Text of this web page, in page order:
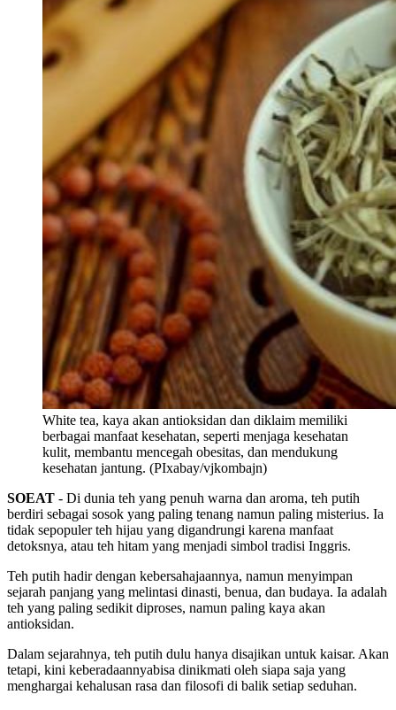
White tea, kaya akan antioksidan dan diklaim memiliki
berbagai manfaat kesehatan, seperti menjaga kesehatan
kulit, membantu mencegah obesitas, dan mendukung
kesehatan jantung. (PIxabay/vjkombajn)
SOEAT - Di dunia teh yang penuh warna dan aroma, teh putih
berdiri sebagai sosok yang paling tenang namun paling misterius. Ia
tidak sepopuler teh hijau yang digandrungi karena manfaat
detoksnya, atau teh hitam yang menjadi simbol tradisi Inggris.
Teh putih hadir dengan kebersahajaannya, namun menyimpan
sejarah panjang yang melintasi dinasti, benua, dan budaya. Ia adalah
teh yang paling sedikit diproses, namun paling kaya akan
antioksidan.
Dalam sejarahnya, teh putih dulu hanya disajikan untuk kaisar. Akan
tetapi, kini keberadaannyabisa dinikmati oleh siapa saja yang
menghargai kehalusan rasa dan filosofi di balik setiap seduhan.